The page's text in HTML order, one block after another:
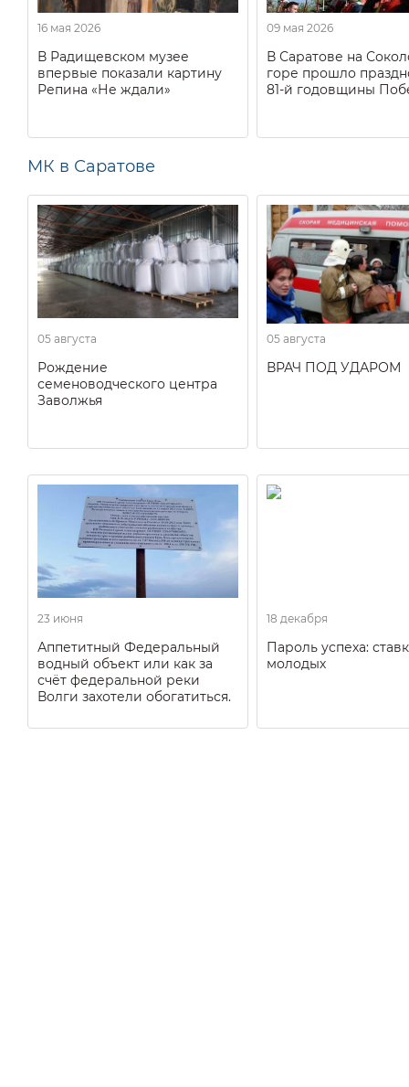
16 мая 2026
В Радищевском музее
впервые показали картину
Репина «Не ждали»
09 мая 2026
В Саратове на
горе прошло
81-й годовщины
МК в Саратове
05 августа
Рождение
семеноводческого центра
Заволжья
05 августа
ВРАЧ ПОД УДАРОМ
23 июня
Аппетитный Федеральный
водный объект или как за
счёт федеральной реки
Волги захотели обогатиться.
18 декабря
Пароль успеха:
молодых